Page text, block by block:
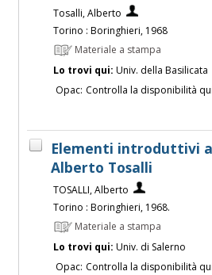
Tosalli, Alberto
Torino : Boringhieri, 1968
Materiale a stampa
Lo trovi qui: Univ. della Basilicata
Opac: Controlla la disponibilità
Elementi introduttivi
Alberto Tosalli
TOSALLI, Alberto
Torino : Boringhieri, 1968.
Materiale a stampa
Lo trovi qui: Univ. di Salerno
Opac: Controlla la disponibilità